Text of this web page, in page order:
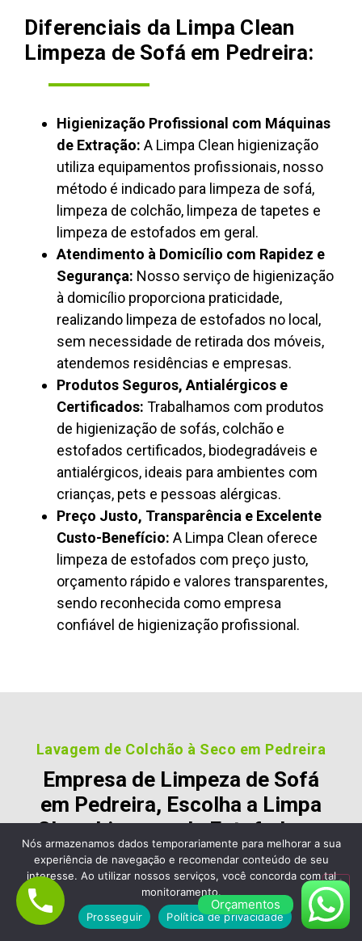
Diferenciais da Limpa Clean
Limpeza de Sofá em Pedreira:
Higienização Profissional com Máquinas
de Extração: A Limpa Clean higienização
utiliza equipamentos profissionais, nosso
método é indicado para limpeza de sofá,
limpeza de colchão, limpeza de tapetes e
limpeza de estofados em geral.
Atendimento à Domicílio com Rapidez e
Segurança: Nosso serviço de higienização
à domicílio proporciona praticidade,
realizando limpeza de estofados no local,
sem necessidade de retirada dos móveis,
atendemos residências e empresas.
Produtos Seguros, Antialérgicos e
Certificados: Trabalhamos com produtos
de higienização de sofás, colchão e
estofados certificados, biodegradáveis e
antialérgicos, ideais para ambientes com
crianças, pets e pessoas alérgicas.
Preço Justo, Transparência e Excelente
Custo-Benefício: A Limpa Clean oferece
limpeza de estofados com preço justo,
orçamento rápido e valores transparentes,
sendo reconhecida como empresa
confiável de higienização profissional.
Lavagem de Colchão à Seco em Pedreira
Empresa de Limpeza de Sofá
em Pedreira, Escolha a Limpa
Clean Limpeza de Estofados e
Colchão
Nossos clientes são fiéis pois gostara dos nossos
serviços e nos recomendam, veja alguns desses
comentários:
Orçamentos
Nós armazenamos dados temporariamente para melhorar a sua
experiência de navegação e recomendar conteúdo de seu
interesse. Ao utilizar nossos serviços, você concorda com tal
monitoramento.
Prosseguir
Política de privacidade